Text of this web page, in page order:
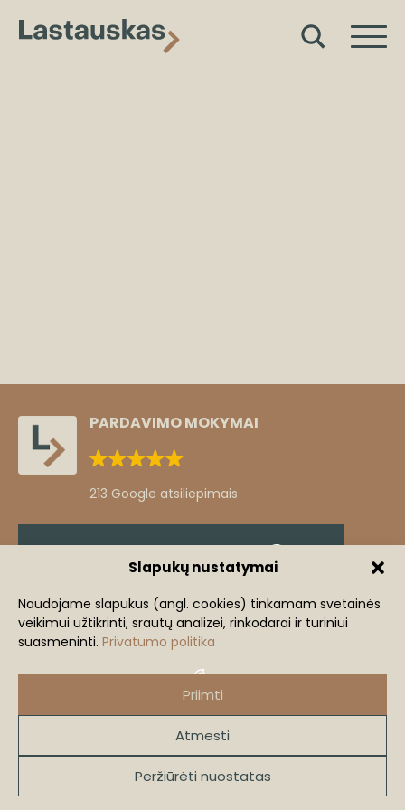
Slapukų nustatymai
Naudojame slapukus (angl. cookies) tinkamam svetainės
veikimui užtikrinti, srautų analizei, rinkodarai ir turiniui
suasmeninti. Privatumo politika
Priimti
Atmesti
Peržiūrėti nuostatas
Žingsnis iš komforto zonos
Mindaugas Lastauskas
+370 686 91240
mindaugas@lastauskas.lt
2026 lastauskas.ltVISOS TEISĖS SAUGOMOS.
PARDAVIMO MOKYMAI
213 Google atsiliepimais
Klientų atsiliepimai